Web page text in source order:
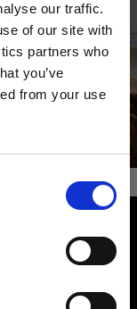
our traffic.
of our site with
partners who
you’ve
from your use